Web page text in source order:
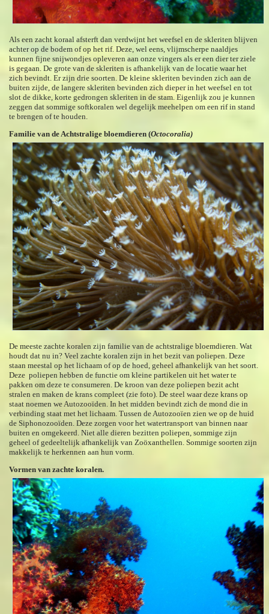
Als een zacht koraal afsterft dan verdwijnt het weefsel en de skleriten blijven
achter op de bodem of op het rif. Deze, wel eens, vlijmscherpe naaldjes
kunnen fijne snijwondjes opleveren aan onze vingers als er een dier ter ziele
is gegaan. De grote van de skleriten is afhankelijk van de locatie waar het
zich bevindt. Er zijn drie soorten. De kleine skleriten bevinden zich aan de
buiten zijde, de langere skleriten bevinden zich dieper in het weefsel en tot
slot de dikke, korte gedrongen skleriten in de stam. Eigenlijk zou je kunnen
zeggen dat sommige softkoralen wel degelijk meehelpen om een rif in stand
te brengen of te houden.
Familie van de Achtstralige bloemdieren (Octocoralia)
De meeste zachte koralen zijn familie van de achtstralige bloemdieren. Wat
houdt dat nu in? Veel zachte koralen zijn in het bezit van poliepen. Deze
staan meestal op het lichaam of op de hoed, geheel afhankelijk van het soort.
Deze poliepen hebben de functie om kleine partikelen uit het water te
pakken om deze te consumeren. De kroon van deze poliepen bezit acht
stralen en maken de krans compleet (zie foto). De steel waar deze krans op
staat noemen we Autozooïden. In het midden bevindt zich de mond die in
verbinding staat met het lichaam. Tussen de Autozooïen zien we op de huid
de Siphonozooïden. Deze zorgen voor het watertransport van binnen naar
buiten en omgekeerd. Niet alle dieren bezitten poliepen, sommige zijn
geheel of gedeeltelijk afhankelijk van Zoöxanthellen. Sommige soorten zijn
makkelijk te herkennen aan hun vorm.
Vormen van zachte koralen.